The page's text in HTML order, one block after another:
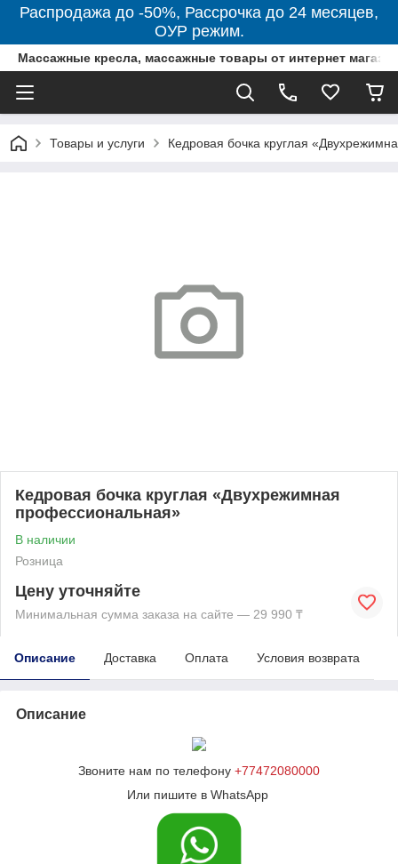
Распродажа до -50%, Рассрочка до 24 месяцев,
ОУР режим.
Массажные кресла, массажные товары от интернет
Товары и услуги Кедровая бочка круглая
Кедровая бочка круглая «Двухрежимная
профессиональная»
В наличии
Розница
Цену уточняйте
Минимальная сумма заказа на сайте — 29 990 ₸
Описание Доставка Оплата Условия возврата
Описание
Звоните нам по телефону +77472080000
Или пишите в WhatsApp